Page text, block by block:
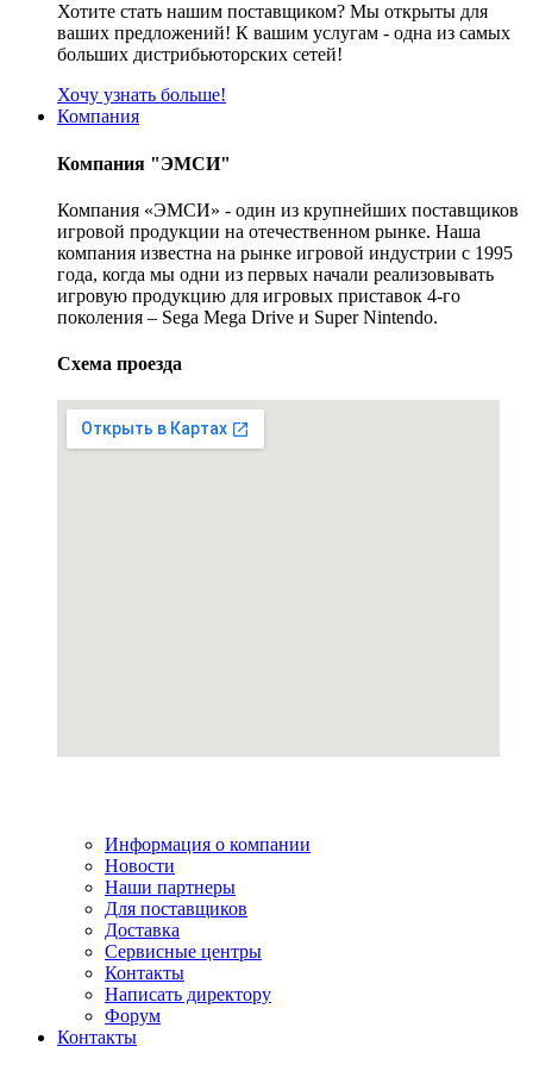
Хотите стать нашим поставщиком? Мы открыты для
ваших предложений! К вашим услугам - одна из самых
больших дистрибьюторских сетей!
Хочу узнать больше!
Компания
Компания "ЭМСИ"
Компания «ЭМСИ» - один из крупнейших поставщиков
игровой продукции на отечественном рынке. Наша
компания известна на рынке игровой индустрии с 1995
года, когда мы одни из первых начали реализовывать
игровую продукцию для игровых приставок 4-го
поколения – Sega Mega Drive и Super Nintendo.
Схема проезда
Информация о компании
Новости
Наши партнеры
Для поставщиков
Доставка
Сервисные центры
Контакты
Написать директору
Форум
Контакты